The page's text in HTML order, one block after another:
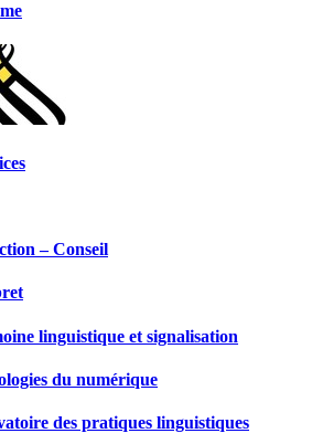
– Conseil
linguistique et signalisation
du numérique
des pratiques linguistiques